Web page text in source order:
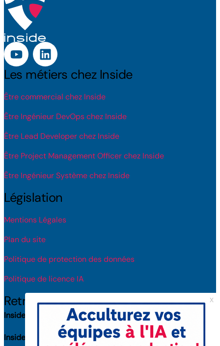
Les métiers chez Inside
Être commercial chez Inside
Être Ingénieur DevOps chez Inside
Être Lead Developer chez Inside
Être Project Management Officer chez Inside
Être Ingénieur Système chez Inside
Législation
Mentions Légales
Plan du site
Politique de protection des données
Politique de licence IA
Retrouvez-nous
Inside Toulouse (31100) : 8 rue Roger Camboulives
Inside Bordeaux(33000) : 38 rue Capdeville